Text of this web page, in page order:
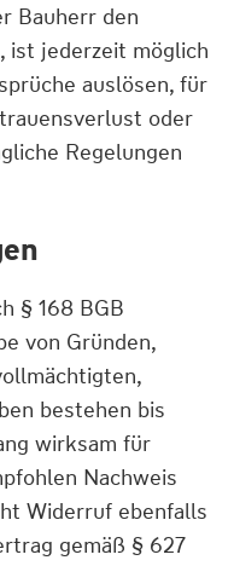
Bauherr den
ist jederzeit möglich
auslösen, für
oder
Regelungen
§ 168 BGB
von Gründen,
bestehen bis
wirksam für
Nachweis
Widerruf ebenfalls
gemäß § 627